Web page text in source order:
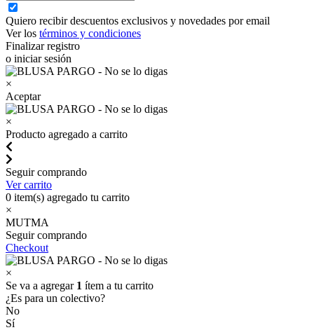
Quiero recibir descuentos exclusivos y novedades por email
Ver los términos y condiciones
Finalizar registro
o iniciar sesión
×
Aceptar
×
Producto agregado a carrito
Seguir comprando
Ver carrito
0 item(s) agregado tu carrito
×
MUTMA
Seguir comprando
Checkout
×
Se va a agregar 1 ítem a tu carrito
¿Es para un colectivo?
No
Sí